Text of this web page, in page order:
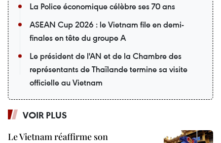
La Police économique célèbre ses 70 ans
ASEAN Cup 2026 : le Vietnam file en demi-
finales en tête du groupe A
Le président de l'AN et de la Chambre des
représentants de Thaïlande termine sa visite
officielle au Vietnam
VOIR PLUS
Le Vietnam réaffirme son